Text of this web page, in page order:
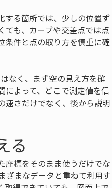
する箇所では、少しの位置ず
ても、カーブや交差点では点
条件と点の取り方を慎重に確
なく、まず空の見え方を確
によって、どこで測定値を信
速さだけでなく、後から説明
る
座標をそのまま使うだけでな
ざまなデータと重ねて利用す